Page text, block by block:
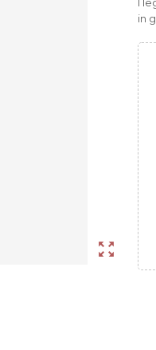
zoom_out_map
in